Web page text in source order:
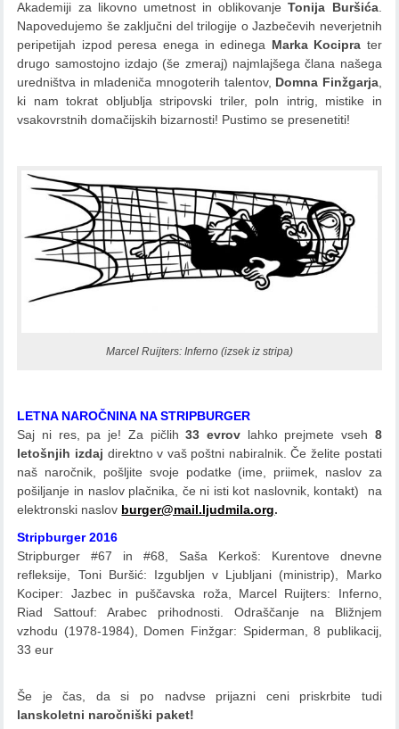
Akademiji za likovno umetnost in oblikovanjeTonija Buršića.
Napovedujemo še zaključni del trilogije o Jazbečevih neverjetnih
peripetijah izpod peresa enega in edinega Marka Kocipra ter
drugo samostojno izdajo (še zmeraj) najmlajšega člana našega
uredništva in mladeniča mnogoterih talentov, Domna Finžgarja,
ki nam tokrat obljublja stripovski triler, poln intrig, mistike in
vsakovrstnih domačijskih bizarnosti! Pustimo se presenetiti!
Marcel Ruijters: Inferno (izsek iz stripa)
LETNA NAROČNINA NA STRIPBURGER
Saj ni res, pa je! Za pičlih 33 evrovlahko prejmete vseh 8
letošnjih izdaj direktno v vaš poštni nabiralnik. Če želite postati
naš naročnik, pošljite svoje podatke (ime, priimek, naslov za
pošiljanje in naslov plačnika, če ni isti kot naslovnik, kontakt) na
elektronski naslov burger@mail.ljudmila.org.
Stripburger 2016
Stripburger #67 in #68, Saša Kerkoš: Kurentove dnevne
refleksije, Toni Buršić: Izgubljen v Ljubljani (ministrip), Marko
Kociper: Jazbec in puščavska roža, Marcel Ruijters: Inferno,
Riad Sattouf: Arabec prihodnosti. Odraščanje na Bližnjem
vzhodu (1978-1984), Domen Finžgar: Spiderman, 8 publikacij,
33 eur
Še je čas, da si po nadvse prijazni ceni priskrbite tudi
lanskoletni naročniški paket!